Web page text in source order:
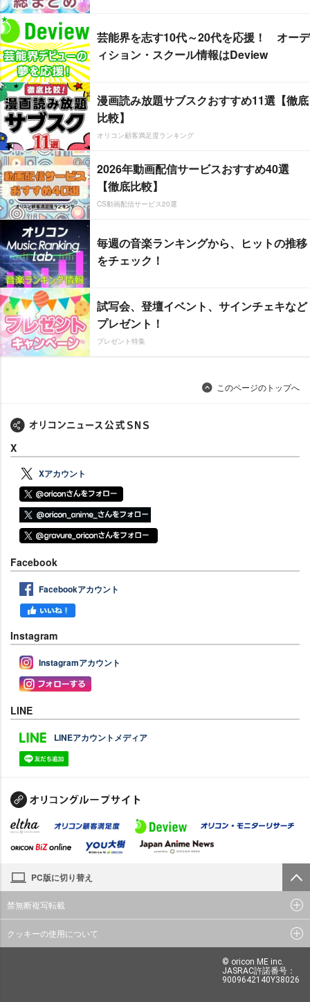
芸能界を志す10代～20代を応援！ オーデ
ィション・スクール情報はDeview
漫画読み放題サブスクおすすめ11選【徹底
比較】
オリコン顧客満足度ランキング
2026年動画配信サービスおすすめ40選
【徹底比較】
CS動画配信サービス20選
毎週の音楽ランキングから、ヒットの推移
をチェック！
試写会、登壇イベント、サインチェキなど
プレゼント！
プレゼント特集
このページのトップへ
X
Xアカウント
Facebook
Facebookアカウント
Instagram
Instagramアカウント
LINE
LINEアカウントメディア
PC版に切り替え
禁無断複写転載
クッキーの使用について
© oricon ME inc.
JASRAC許諾番号：
9009642140Y38026